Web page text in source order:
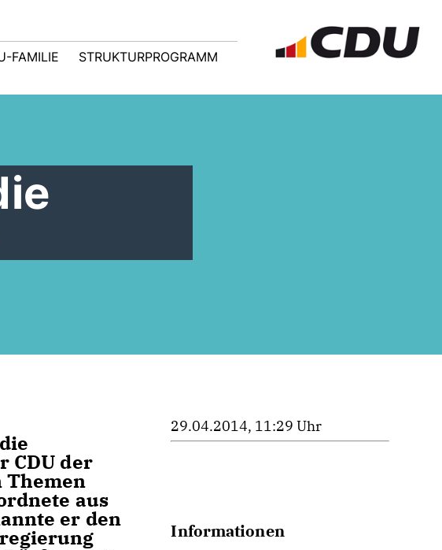
FAMILIE STRUKTURPROGRAMM
CDU der
Themen
aus
er den
29.04.2014, 11:29 Uhr
Informationen